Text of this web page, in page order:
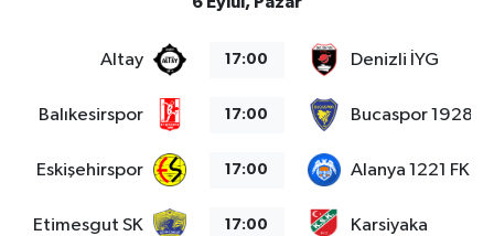
Altay 17:00 Denizli İYG
Balıkesirspor 17:00 Bucaspor 1928
Eskişehirspor 17:00 Alanya 1221 FK
Etimesgut SK 17:00 Karsiyaka